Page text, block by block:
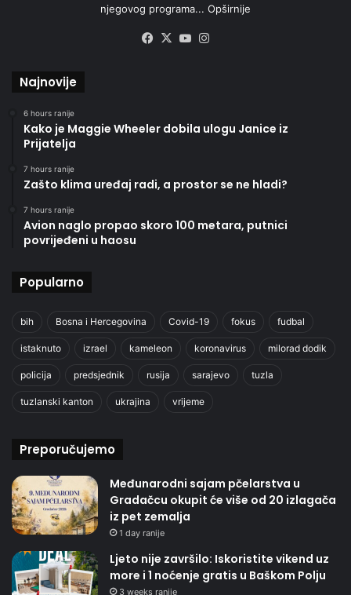
njegovog programa... Opširnije
Facebook
X YouTube
Najnovije
6 hours ranije
Kako je Maggie Wheeler dobila ulogu Janice iz
Prijatelja
7 hours ranije
Zašto klima uređaj radi, a prostor se ne hladi?
7 hours ranije
Avion naglo propao skoro 100 metara, putnici
povrijeđeni u haosu
Popularno
bih Bosna i Hercegovina Covid-19 fokus fudbal
istaknuto izrael kameleon koronavirus milorad dodik
policija predsjednik rusija sarajevo tuzla
tuzlanski kanton ukrajina vrijeme
Preporučujemo
Međunarodni sajam pčelarstva u
Gradačcu okupit će više od 20 izlagača
iz pet zemalja
1 day ranije
Ljeto nije završilo: Iskoristite vikend uz
more i 1 noćenje gratis u Baškom Polju
3 weeks ranije